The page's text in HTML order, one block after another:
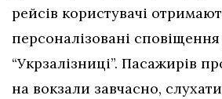
рейсів користувачі
персоналізовані
“Укрзалізниці”. Пасажирів
на вокзали завчасно,